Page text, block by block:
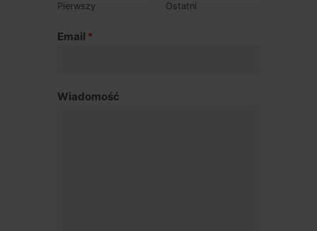
Pierwszy Ostatni
Email *
Wiadomość